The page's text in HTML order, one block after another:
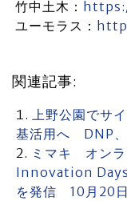
竹中土木：
ユーモラス：
関連記事:
上野公園でサ
基活用へ DNP、
ミマキ オン
Innovation Days
を発信 10月20